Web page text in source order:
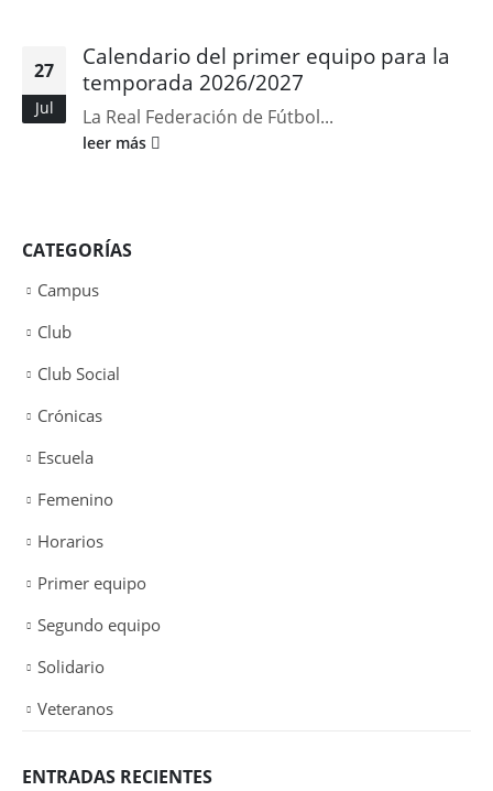
27
Jul
Calendario del primer equipo para la
temporada 2026/2027
La Real Federación de Fútbol...
leer más
CATEGORÍAS
Campus
Club
Club Social
Crónicas
Escuela
Femenino
Horarios
Primer equipo
Segundo equipo
Solidario
Veteranos
ENTRADAS RECIENTES